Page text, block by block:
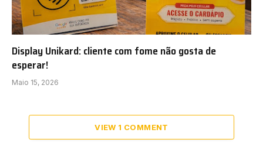
Display Unikard: cliente com fome não gosta de
esperar!
Maio 15, 2026
VIEW 1 COMMENT